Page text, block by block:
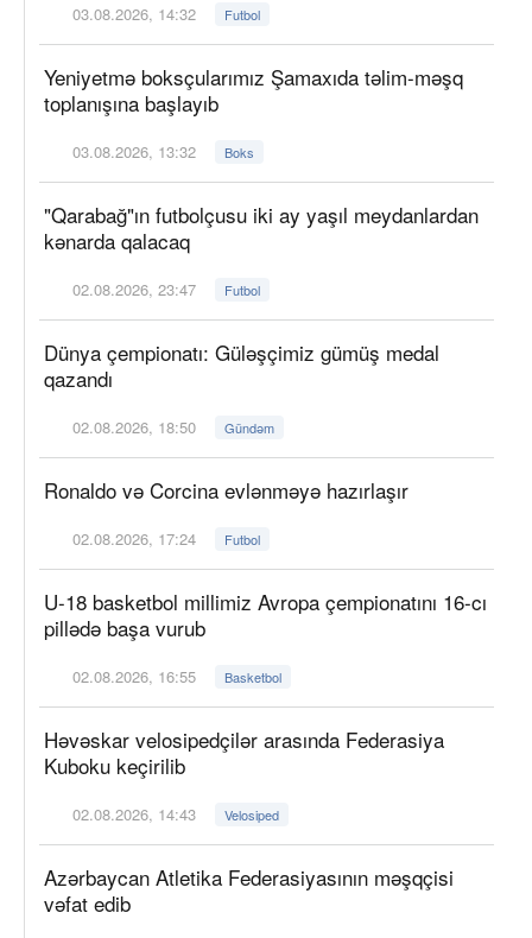
03.08.2026, 14:32 Futbol
Yeniyetmə boksçularımız Şamaxıda təlim-məşq
toplanışına başlayıb
03.08.2026, 13:32 Boks
"Qarabağ"ın futbolçusu iki ay yaşıl meydanlardan
kənarda qalacaq
02.08.2026, 23:47 Futbol
Dünya çempionatı: Güləşçimiz gümüş medal
qazandı
02.08.2026, 18:50 Gündəm
Ronaldo və Corcina evlənməyə hazırlaşır
02.08.2026, 17:24 Futbol
U-18 basketbol millimiz Avropa çempionatını 16-cı
pillədə başa vurub
02.08.2026, 16:55 Basketbol
Həvəskar velosipedçilər arasında Federasiya
Kuboku keçirilib
02.08.2026, 14:43 Velosiped
Azərbaycan Atletika Federasiyasının məşqçisi
vəfat edib